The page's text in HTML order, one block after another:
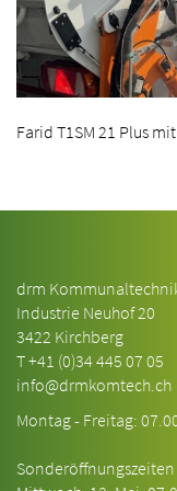
Farid T1SM 21 Plus
drm
Industrie Neuhof 20
3422 Kirchberg
T+41 (0)34 445 07 05
info@drmkomtech.ch
Montag - Freitag:
Sonderöffnungszeiten